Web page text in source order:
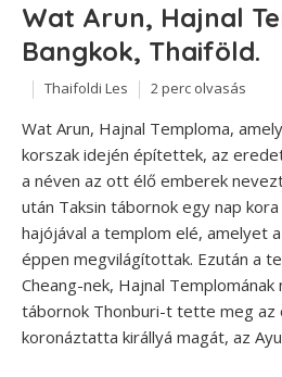
Wat Arun, Hajnal
Bangkok, Thaiföld.
Thaifoldi Les 2 perc olvasás
Wat Arun, Hajnal Temploma,
korszak idején építettek, az
a néven az ott élő emberek
után Taksin tábornok egy nap
hajójával a templom elé, amelyet
éppen megvilágítottak. Ezután a
Cheang-nek, Hajnal Templomának
tábornok Thonburi-t tette meg
koronáztatta királlyá magát, az